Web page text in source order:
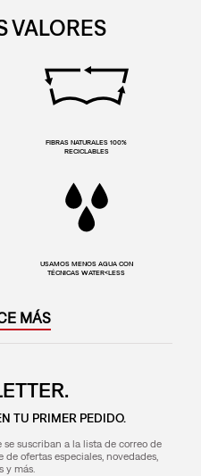
VALORES
FIBRAS NATURALES 100%
RECICLABLES
USAMOS MENOS AGUA CON
TÉCNICAS WATER<LESS
MÁS
TU PRIMER PEDIDO.
suscriban a la lista de correo de
ofertas especiales, novedades,
y más.